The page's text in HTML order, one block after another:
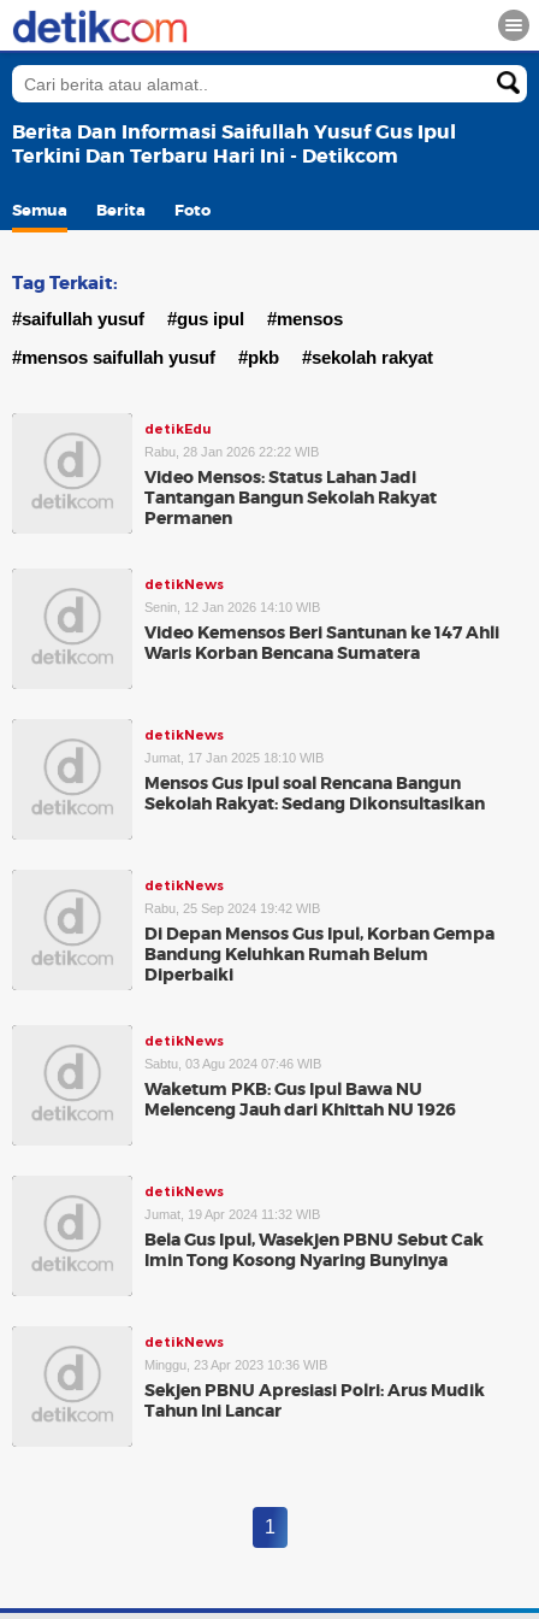
Berita Dan Informasi Saifullah Yusuf Gus Ipul
Terkini Dan Terbaru Hari Ini - Detikcom
Semua Berita Foto
Tag Terkait:
#saifullah yusuf #gus ipul
#mensos
#mensos saifullah yusuf
#pkb #sekolah rakyat
detikEdu
Rabu, 28 Jan 2026 22:22 WIB
Video Mensos: Status Lahan Jadi
Tantangan Bangun Sekolah Rakyat
Permanen
detikNews
Senin, 12 Jan 2026 14:10 WIB
Video Kemensos Beri Santunan ke 147 Ahli
Waris Korban Bencana Sumatera
detikNews
Jumat, 17 Jan 2025 18:10 WIB
Mensos Gus Ipul soal Rencana Bangun
Sekolah Rakyat: Sedang Dikonsultasikan
detikNews
Rabu, 25 Sep 2024 19:42 WIB
Di Depan Mensos Gus Ipul, Korban Gempa
Bandung Keluhkan Rumah Belum
Diperbaiki
detikNews
Sabtu, 03 Agu 2024 07:46 WIB
Waketum PKB: Gus Ipul Bawa NU
Melenceng Jauh dari Khittah NU 1926
detikNews
Jumat, 19 Apr 2024 11:32 WIB
Bela Gus Ipul, Wasekjen PBNU Sebut Cak
Imin Tong Kosong Nyaring Bunyinya
detikNews
Minggu, 23 Apr 2023 10:36 WIB
Sekjen PBNU Apresiasi Polri: Arus Mudik
Tahun Ini Lancar
1